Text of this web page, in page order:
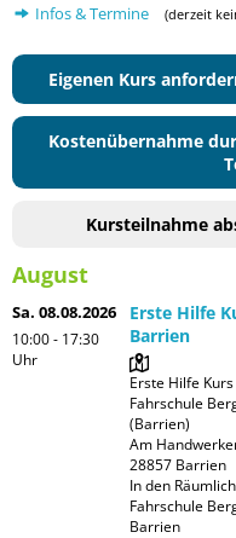
Infos & Termine
(derzeit
Eigenen Kurs
Kostenübernahme
Kursteilnahme
August
Sa. 08.08.2026
10:00 - 17:30
Uhr
Erste Hilfe
Barrien
Erste Hilfe
Fahrschule
(Barrien)
Am
28857 Barrien
In den
Fahrschule
Barrien